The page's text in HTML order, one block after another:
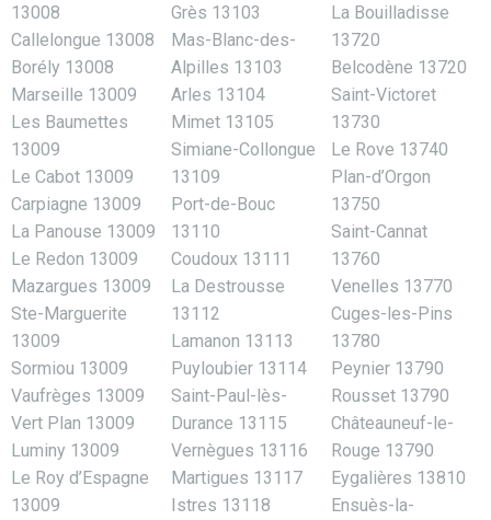
13008
Callelongue 13008
Borély 13008
Marseille 13009
Les Baumettes
13009
Le Cabot 13009
Carpiagne 13009
La Panouse 13009
Le Redon 13009
Mazargues 13009
Ste-Marguerite
13009
Sormiou 13009
Vaufrèges 13009
Vert Plan 13009
Luminy 13009
Le Roy d’Espagne
13009
Grès 13103
Mas-Blanc-des-
Alpilles 13103
Arles 13104
Mimet 13105
Simiane-Collongue
13109
Port-de-Bouc
13110
Coudoux 13111
La Destrousse
13112
Lamanon 13113
Puyloubier 13114
Saint-Paul-lès-
Durance 13115
Vernègues 13116
Martigues 13117
Istres 13118
La Bouilladisse
13720
Belcodène 13720
Saint-Victoret
13730
Le Rove 13740
Plan-d’Orgon
13750
Saint-Cannat
13760
Venelles 13770
Cuges-les-Pins
13780
Peynier 13790
Rousset 13790
Châteauneuf-le-
Rouge 13790
Eygalières 13810
Ensuès-la-